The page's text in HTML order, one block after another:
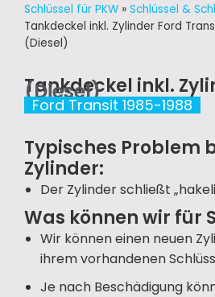
Schlüssel für PKW » Schlüssel &
Tankdeckel inkl. Zylinder Ford
(Diesel)
Tankdeckel inkl.
(Diesel)
Ford Transit 1985-1988
Typisches Problem
Zylinder:
Der Zylinder schließt
Was können wir für
Wir können einen neuen
ihrem vorhandenen
Je nach Beschädigung